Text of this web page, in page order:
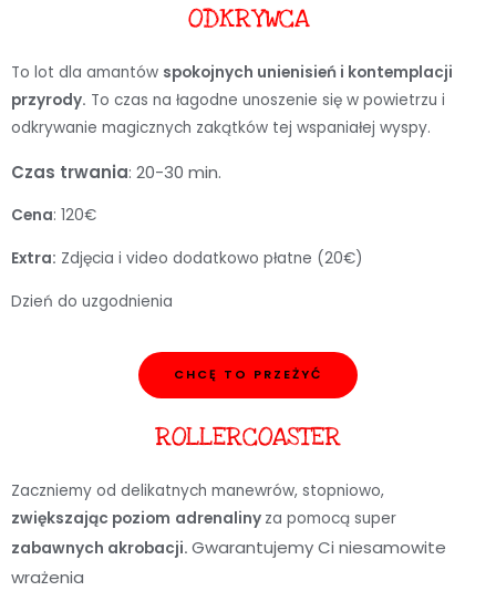
ODKRYWCA
To lot dla amantów spokojnych unienisień i kontemplacji
przyrody. To czas na łagodne unoszenie się w powietrzu i
odkrywanie magicznych zakątków tej wspaniałej wyspy.
Czas trwania: 20-30 min.
Cena: 120€
Extra: Zdjęcia i video dodatkowo płatne (20€)
Dzień do uzgodnienia
CHCĘ TO PRZEŻYĆ
ROLLERCOASTER
Zaczniemy od delikatnych manewrów, stopniowo,
zwiększając poziom adrenaliny za pomocą super
zabawnych akrobacji. Gwarantujemy Ci niesamowite
wrażenia